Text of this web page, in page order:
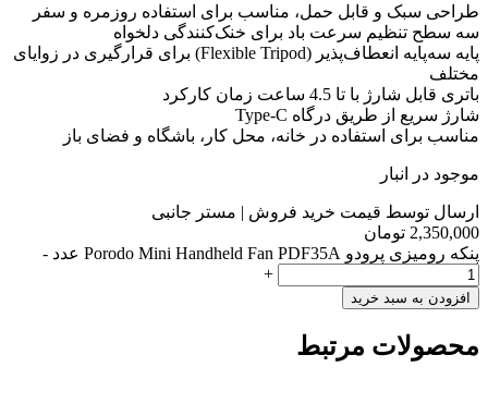
طراحی سبک و قابل حمل، مناسب برای استفاده روزمره و سفر
سه سطح تنظیم سرعت باد برای خنک‌کنندگی دلخواه
پایه سه‌پایه انعطاف‌پذیر (Flexible Tripod) برای قرارگیری در زوایای
مختلف
باتری قابل شارژ با تا 4.5 ساعت زمان کارکرد
شارژ سریع از طریق درگاه Type-C
مناسب برای استفاده در خانه، محل کار، باشگاه و فضای باز
موجود در انبار
ارسال توسط قیمت خرید فروش | مستر جانبی
2,350,000 تومان
پنکه رومیزی پرودو Porodo Mini Handheld Fan PDF35A عدد
-
+
افزودن به سبد خرید
محصولات مرتبط